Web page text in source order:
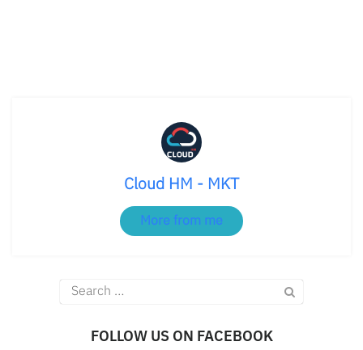
Cloud HM - MKT
More from me
Search
for:
FOLLOW US ON FACEBOOK